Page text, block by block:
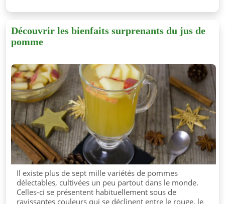
Découvrir les bienfaits surprenants du jus de
pomme
Il existe plus de sept mille variétés de pommes
délectables, cultivées un peu partout dans le monde.
Celles-ci se présentent habituellement sous de
ravissantes couleurs qui se déclinent entre le rouge, le